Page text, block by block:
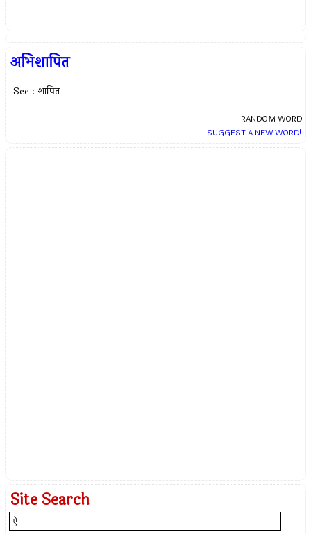
अभिशापित
See : शापित
RANDOM WORD
SUGGEST A NEW WORD!
Site Search